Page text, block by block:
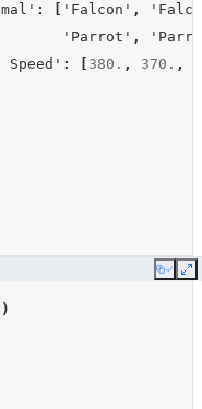
: 'Falcon' ,
'Parrot' ,
Speed' : 380. , 370. ,
Copy